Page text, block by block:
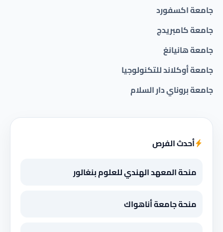
جامعة اكسفورد
جامعة كامبريدج
جامعة هانيانغ
جامعة أوكلاند للتكنولوجيا
جامعة بروناي دار السلام
أحدث الفرص
منحة المعهد الهندي للعلوم بنغالور
منحة جامعة أناهواك